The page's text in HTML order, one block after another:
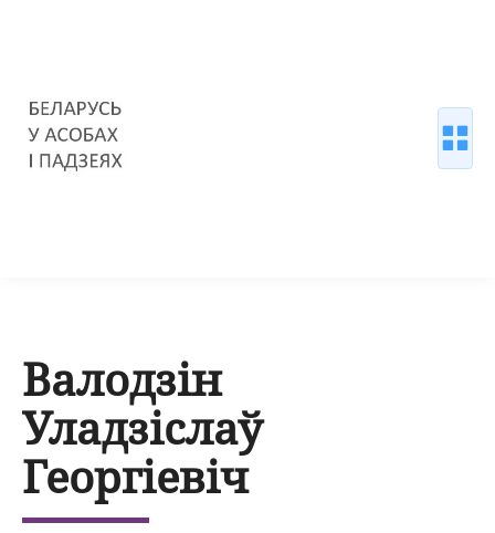
Валодзін
Уладзіслаў
Георгіевіч